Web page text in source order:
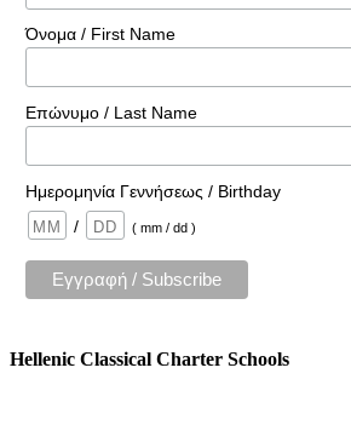
Όνομα / First Name
Επώνυμο / Last Name
Ημερομηνία Γεννήσεως / Birthday
/
( mm / dd )
Hellenic Classical Charter Schools